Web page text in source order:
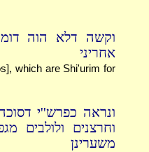
וקשה דלא הוה
אחריני
which are Shi'urim for
ונראה כפרש''י
וחרצנים ולולבים
משערינן